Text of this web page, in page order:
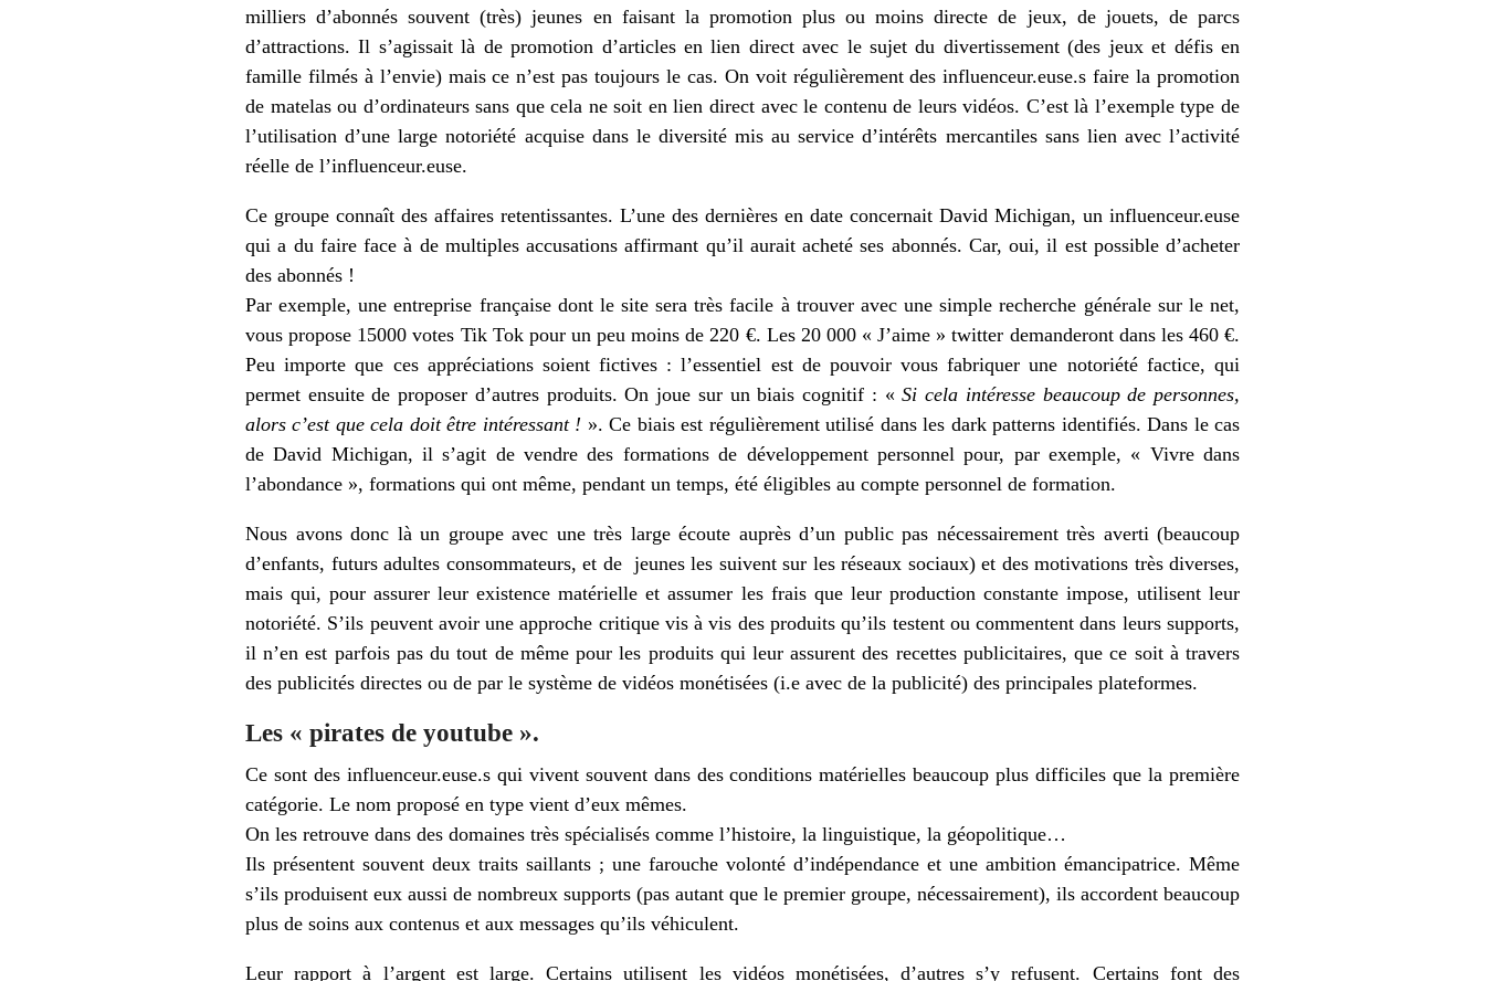
milliers d’abonnés souvent (très) jeunes en faisant la promotion plus ou moins directe de jeux, de jouets, de parcs
d’attractions. Il s’agissait là de promotion d’articles en lien direct avec le sujet du divertissement (des jeux et défis en
famille filmés à l’envie) mais ce n’est pas toujours le cas. On voit régulièrement des influenceur.euse.s faire la promotion
de matelas ou d’ordinateurs sans que cela ne soit en lien direct avec le contenu de leurs vidéos. C’est là l’exemple type de
l’utilisation d’une large notoriété acquise dans le diversité mis au service d’intérêts mercantiles sans lien avec l’activité
réelle de l’influenceur.euse.
Ce groupe connaît des affaires retentissantes. L’une des dernières en date concernait David Michigan, un influenceur.euse
qui a du faire face à de multiples accusations affirmant qu’il aurait acheté ses abonnés. Car, oui, il est possible d’acheter
des abonnés !
Par exemple, une entreprise française dont le site sera très facile à trouver avec une simple recherche générale sur le net,
vous propose 15000 votes Tik Tok pour un peu moins de 220 €. Les 20 000 « J’aime » twitter demanderont dans les 460 €.
Peu importe que ces appréciations soient fictives : l’essentiel est de pouvoir vous fabriquer une notoriété factice, qui
permet ensuite de proposer d’autres produits. On joue sur un biais cognitif : « Si cela intéresse beaucoup de personnes,
alors c’est que cela doit être intéressant ! ». Ce biais est régulièrement utilisé dans les dark patterns identifiés. Dans le cas
de David Michigan, il s’agit de vendre des formations de développement personnel pour, par exemple, « Vivre dans
l’abondance », formations qui ont même, pendant un temps, été éligibles au compte personnel de formation.
Nous avons donc là un groupe avec une très large écoute auprès d’un public pas nécessairement très averti (beaucoup
d’enfants, futurs adultes consommateurs, et de jeunes les suivent sur les réseaux sociaux) et des motivations très diverses,
mais qui, pour assurer leur existence matérielle et assumer les frais que leur production constante impose, utilisent leur
notoriété. S’ils peuvent avoir une approche critique vis à vis des produits qu’ils testent ou commentent dans leurs supports,
il n’en est parfois pas du tout de même pour les produits qui leur assurent des recettes publicitaires, que ce soit à travers
des publicités directes ou de par le système de vidéos monétisées (i.e avec de la publicité) des principales plateformes.
Les « pirates de youtube ».
Ce sont des influenceur.euse.s qui vivent souvent dans des conditions matérielles beaucoup plus difficiles que la première
catégorie. Le nom proposé en type vient d’eux mêmes.
On les retrouve dans des domaines très spécialisés comme l’histoire, la linguistique, la géopolitique…
Ils présentent souvent deux traits saillants ; une farouche volonté d’indépendance et une ambition émancipatrice. Même
s’ils produisent eux aussi de nombreux supports (pas autant que le premier groupe, nécessairement), ils accordent beaucoup
plus de soins aux contenus et aux messages qu’ils véhiculent.
Leur rapport à l’argent est large. Certains utilisent les vidéos monétisées, d’autres s’y refusent. Certains font des